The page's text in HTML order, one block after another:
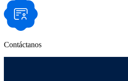
Contáctanos